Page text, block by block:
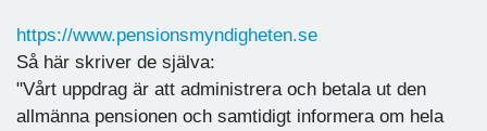
https://www.pensionsmyndigheten.se
Så här skriver de själva:
"Vårt uppdrag är att administrera och betala ut den
allmänna pensionen och samtidigt informera om hela